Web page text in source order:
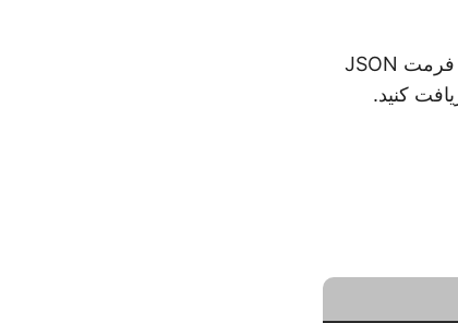
این مبدل رایگان TXT به JSON را امتحان کنید تا فایل های TXT خود را به آسانی به فرمت JSON